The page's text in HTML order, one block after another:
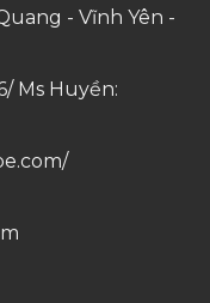
- Vĩnh Yên -
Ms Huyền: